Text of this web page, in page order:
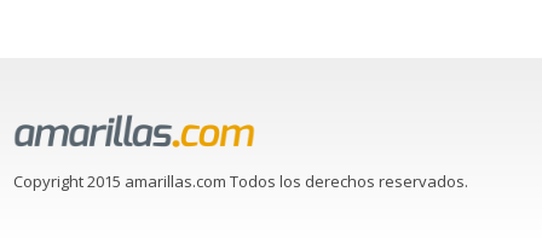
Copyright 2015 amarillas.com Todos los derechos reservados.